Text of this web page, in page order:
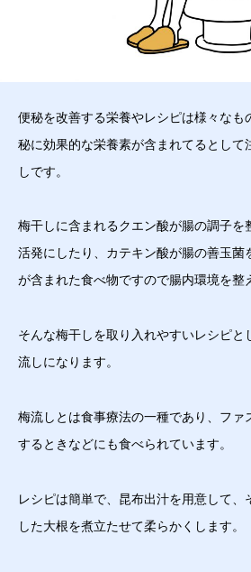
便秘を改善する栄養やレシピは様々なも
秘に効果的な栄養素が含まれてるとして
しです。
梅干しに含まれるクエン酸が腸の調子を
活発にしたり、カテキン酸が腸の善玉菌
が含まれた食べ物ですので腸内環境を整
そんな梅干しを取り入れやすいレシピと
流しになります。
梅流しとは食事療法の一種であり、ファ
するときなどにも食べられています。
レシピは簡単で、昆布出汁を用意して、
した大根を煮立たせて柔らかくします。